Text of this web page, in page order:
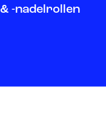
-nadelrollen